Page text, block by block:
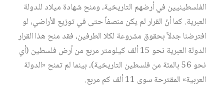
الفلسطينيين في أرضهم التاريخية، ومنح شهادة ميلاد للدولة
العبرية. كما أنّ القرار لم يكن منصفاً حتى في توزيع الأراضي، لو
افترضنا جدلاً بحقوق مشروعة لكلا الطرفين، فقد منح هذا القرار
الدولة العبرية نحو 15 ألف كيلومتر مربع من أرض فلسطين (أي
نحو 56 بالمئة من فلسطين التاريخية)، بينما لم تمنح «الدولة
العربية» المقترحة سوى 11 ألف كم مربع.